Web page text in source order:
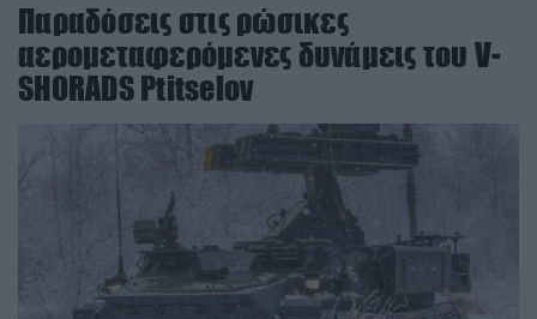
Παραδόσεις στις ρώσικες
αερομεταφερόμενες δυνάμεις του V-
SHORADS Ptitselov